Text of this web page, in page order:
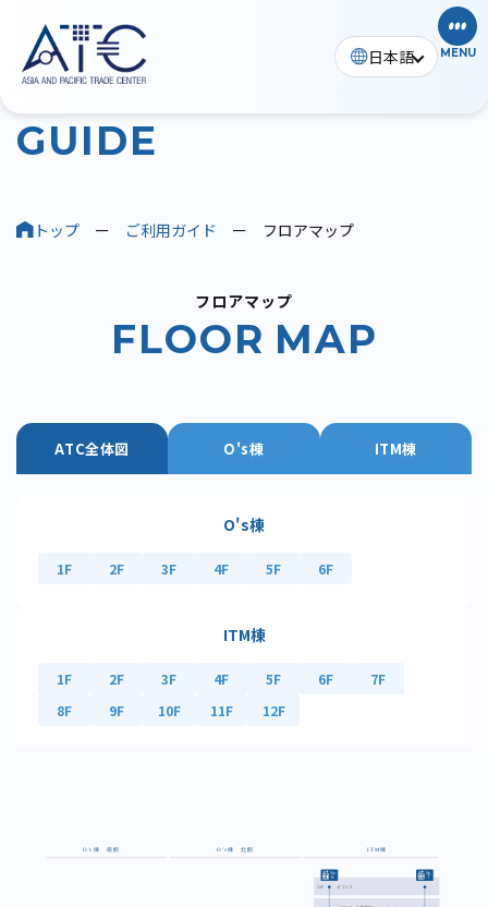
日本語 MENU
GUIDE
トップ ー ご利用ガイド ー フロアマップ
フロアマップ
FLOOR MAP
ATC全体図 O's棟 ITM棟
O's棟
1F 2F 3F 4F 5F 6F
ITM棟
1F 2F 3F 4F 5F 6F
7F
8F
9F 10F 11F 12F